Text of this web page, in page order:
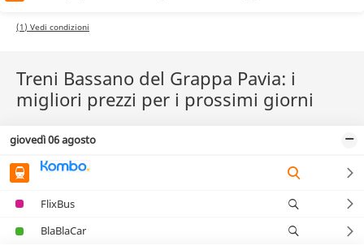
(1) Vedi condizioni
Treni Bassano del Grappa Pavia: i
migliori prezzi per i prossimi giorni
giovedì 06 agosto
FlixBus
BlaBlaCar